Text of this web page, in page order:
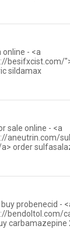
online - <a
besifxcist.com/
sildamax
sale online - <a
aneutrin.com/
order
probenecid -
bendoltol.com/
carbamazepine